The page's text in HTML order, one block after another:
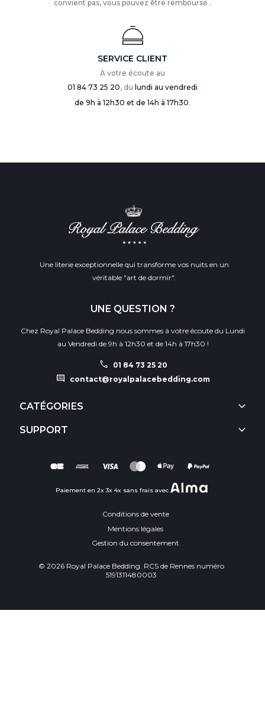
convient pas, vous pouvez être remboursé .
SERVICE CLIENT
À votre écoute au
01 84 73 25 20, du lundi au vendredi
de 9h à 12h30 et de 14h à 17h30.
Une literie exceptionnelle qui transforme vos nuits en un
véritable "art de dormir".
UNE QUESTION ?
Chez Royal Palace Bedding nous sommes à votre écoute du Lundi
au Vendredi de 9h à 12h30 et de 14h à 17h30 !
call 01 84 73 25 20
comment contact@royalpalacebedding.com
CATÉGORIES keyboard_arrow_down
SUPPORT keyboard_arrow_down
Paiement en 2x 3x 4x sans frais avec
© 2026 Royal Palace Bedding. RCS de Rennes numéro
5191311480003
Conditions de vente
Mentions légales
Gestion du consentement